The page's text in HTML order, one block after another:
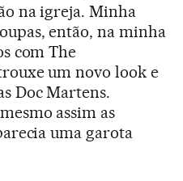
na igreja. Minha
então, na minha
com The
um novo look e
Doc Martens.
assim as
uma garota